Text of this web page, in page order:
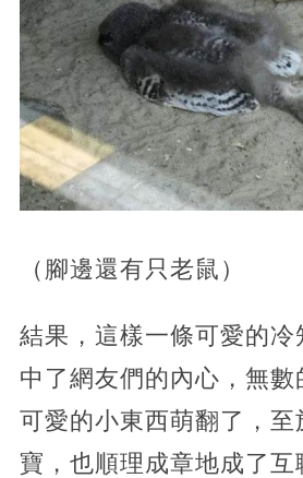
（腳邊還有只老鼠）
結果，這樣一條可愛的冷
中了網友們的內心，無數
可愛的小東西萌翻了，至
寶，也順理成章地成了互